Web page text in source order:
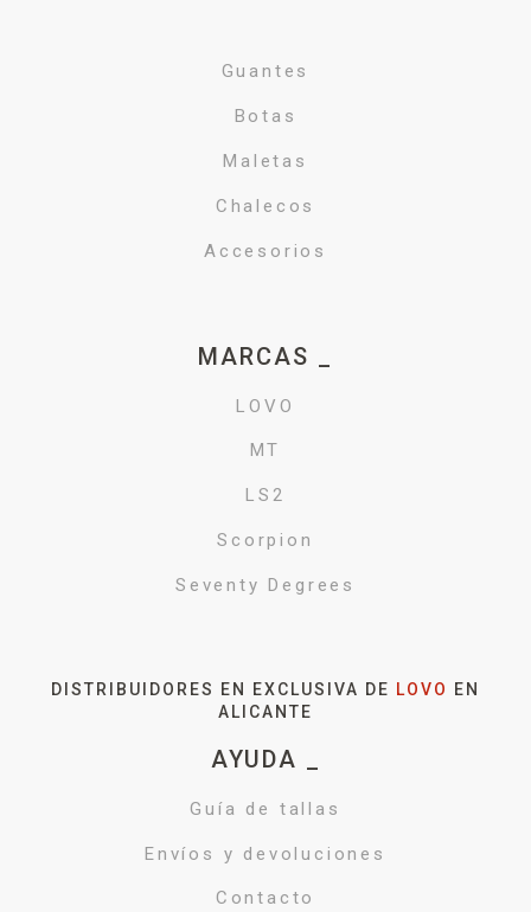
Guantes
Botas
Maletas
Chalecos
Accesorios
MARCAS _
LOVO
MT
LS2
Scorpion
Seventy Degrees
DISTRIBUIDORES EN EXCLUSIVA DE LOVO
EN
ALICANTE
AYUDA _
Guía de tallas
Envíos y devoluciones
Contacto